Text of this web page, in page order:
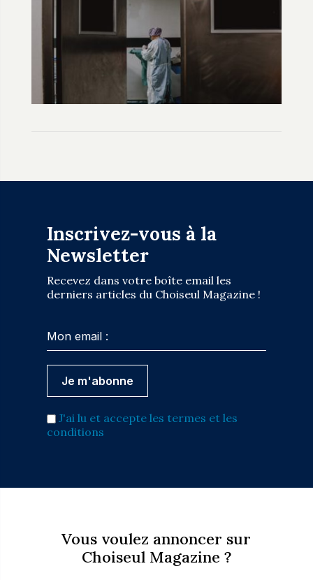
Inscrivez-vous à la
Newsletter
Recevez dans votre boîte email les
derniers articles du Choiseul Magazine !
J'ai lu et accepte les termes et les
conditions
Vous voulez annoncer sur
Choiseul Magazine ?